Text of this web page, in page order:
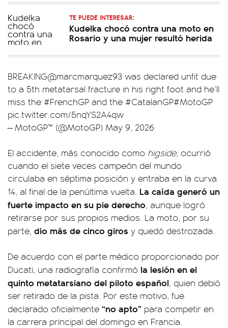
TE PUEDE INTERESAR:
Kudelka chocó contra una moto en
Rosario y una mujer resultó herida
BREAKING@marcmarquez93 was declared unfit due
to a 5th metatarsal fracture in his right foot and he’ll
miss the #FrenchGP and the #CatalanGP#MotoGP
pic.twitter.com/5nqYS2A4qw
— MotoGP™ (@MotoGP) May 9, 2026
El accidente, más conocido como higside, ocurrió
cuando el siete veces campeón del mundo
circulaba en séptima posición y entraba en la curva
14, al final de la penúltima vuelta. La caída generó un
fuerte impacto en su pie derecho, aunque logró
retirarse por sus propios medios. La moto, por su
parte, dio más de cinco giros y quedó destrozada.
De acuerdo con el parte médico proporcionado por
Ducati, una radiografía confirmó la lesión en el
quinto metatarsiano del piloto español, quien debió
ser retirado de la pista. Por este motivo, fue
declarado oficialmente “no apto” para competir en
la carrera principal del domingo en Francia.